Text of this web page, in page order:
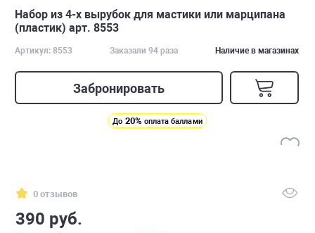
Набор из 4-х вырубок для мастики или марципана
(пластик) арт. 8553
Артикул: 8553 Заказали 94 раза Наличие в магазинах
Забронировать
До 20% оплата баллами
0 отзывов
390 руб.